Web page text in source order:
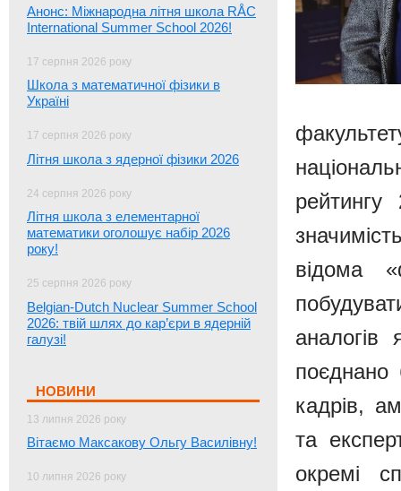
відома
аналогів
поєднано
кадрів,
та
окремі
Анонс: Міжнародна літня школа RÅC
International Summer School 2026!
17 серпня 2026 року
Школа з математичної фізики в
Україні
17 серпня 2026 року
Літня школа з ядерної фізики 2026
24 серпня 2026 року
Літня школа з елементарної
математики оголошує набір 2026
року!
25 серпня 2026 року
Belgian-Dutch Nuclear Summer School
2026: твій шлях до кар’єри в ядерній
галузі!
НОВИНИ
13 липня 2026 року
Вітаємо Максакову Ольгу Василівну!
10 липня 2026 року